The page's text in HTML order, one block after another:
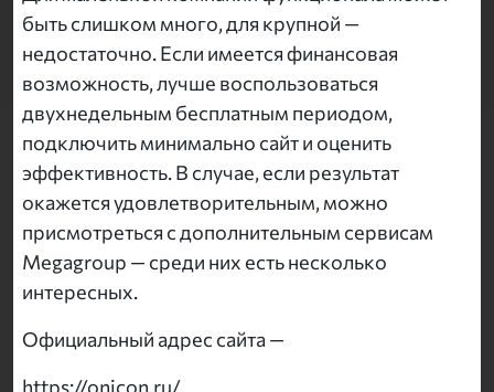
быть слишком много, для крупной —
недостаточно. Если имеется финансовая
возможность, лучше воспользоваться
двухнедельным бесплатным периодом,
подключить минимально сайт и оценить
эффективность. В случае, если результат
окажется удовлетворительным, можно
присмотреться с дополнительным сервисам
Megagroup — среди них есть несколько
интересных.
Официальный адрес сайта —
https://onicon.ru/